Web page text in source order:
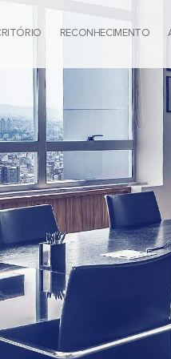
RECONHECIMENTO